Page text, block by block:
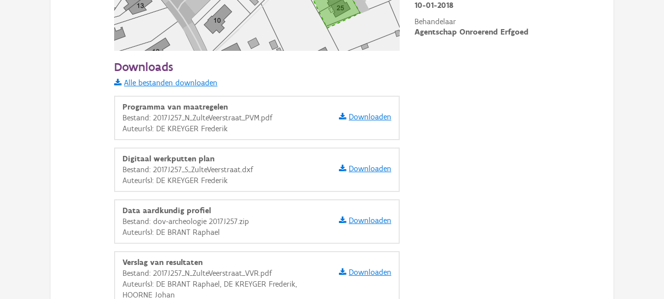
10-01-2018
Behandelaar
Agentschap Onroerend Erfgoed
Informatie Vlaanderen
i
+ −
OSM-Basiskaart
Ortho
GRB-Basiskaart
GRB-Basiskaart in grijswaarden
Downloads
Alle bestanden downloaden
Programma van maatregelen
Bestand: 2017J257_N_ZulteVeerstraat_PVM.pdf
Auteur(s): DE KREYGER Frederik
Downloaden
Digitaal werkputten plan
Bestand: 2017J257_S_ZulteVeerstraat.dxf
Auteur(s): DE KREYGER Frederik
Downloaden
Data aardkundig profiel
Bestand: dov-archeologie 2017J257.zip
Auteur(s): DE BRANT Raphael
Downloaden
Verslag van resultaten
Bestand: 2017J257_N_ZulteVeerstraat_VVR.pdf
Auteur(s): DE BRANT Raphael, DE KREYGER Frederik,
HOORNE Johan
Downloaden